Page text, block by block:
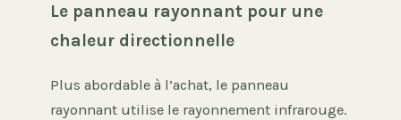
Le panneau rayonnant pour une
chaleur directionnelle
Plus abordable à l’achat, le panneau
rayonnant utilise le rayonnement infrarouge.